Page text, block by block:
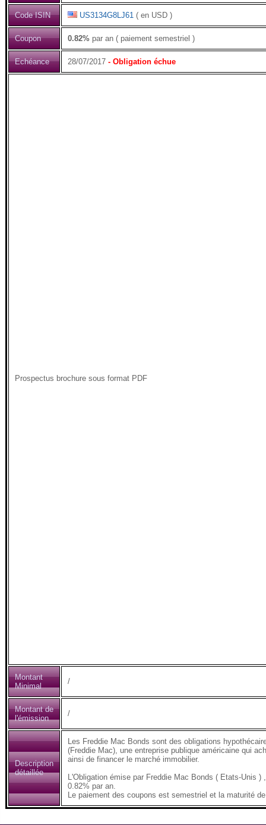
Code ISIN US3134G8LJ61 ( en USD )
Coupon 0.82% par an ( paiement semestriel )
Echéance 28/07/2017 - Obligation échue
Prospectus brochure sous format PDF
Montant
Minimal
/
Montant de
l'émission
/
Description
détaillée
Les Freddie Mac Bonds sont des obligations
(Freddie Mac), une entreprise publique américaine qui
ainsi de financer le marché immobilier.
L'Obligation émise par Freddie Mac Bonds ( Etats-Unis
0.82% par an.
Le paiement des coupons est semestriel et la maturité